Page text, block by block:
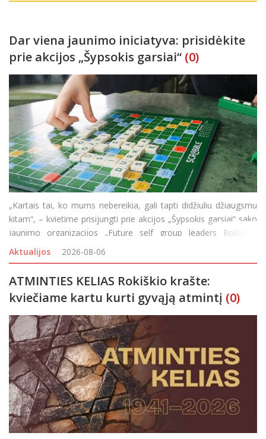
Dar viena jaunimo iniciatyva: prisidėkite
prie akcijos „Šypsokis garsiai“ (0)
„Kartais tai, ko mums nebereikia, gali tapti didžiuliu džiaugsmu
kitam“, – kvietime prisijungti prie akcijos „Šypsokis garsiai“ sako
jaunimo organizacijos „Future self group leaders Rokiškis“
nariai, kviečiantys perkrauti savo spintas ir padova
Aktualijos 2026-08-06
ATMINTIES KELIAS Rokiškio krašte:
kviečiame kartu kurti gyvąją atmintį (0)